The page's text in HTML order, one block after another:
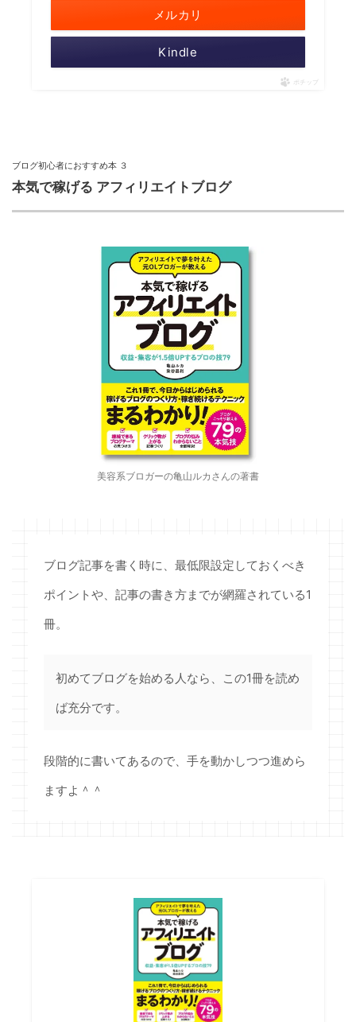
メルカリ
Kindle
ポチップ
ブログ初心者におすすめ本 ３
本気で稼げる アフィリエイトブログ
美容系ブロガーの亀山ルカさんの著書
ブログ記事を書く時に、最低限設定しておくべき
ポイントや、記事の書き方までが網羅されている1
冊。
初めてブログを始める人なら、この1冊を読め
ば充分です。
段階的に書いてあるので、手を動かしつつ進めら
ますよ＾＾